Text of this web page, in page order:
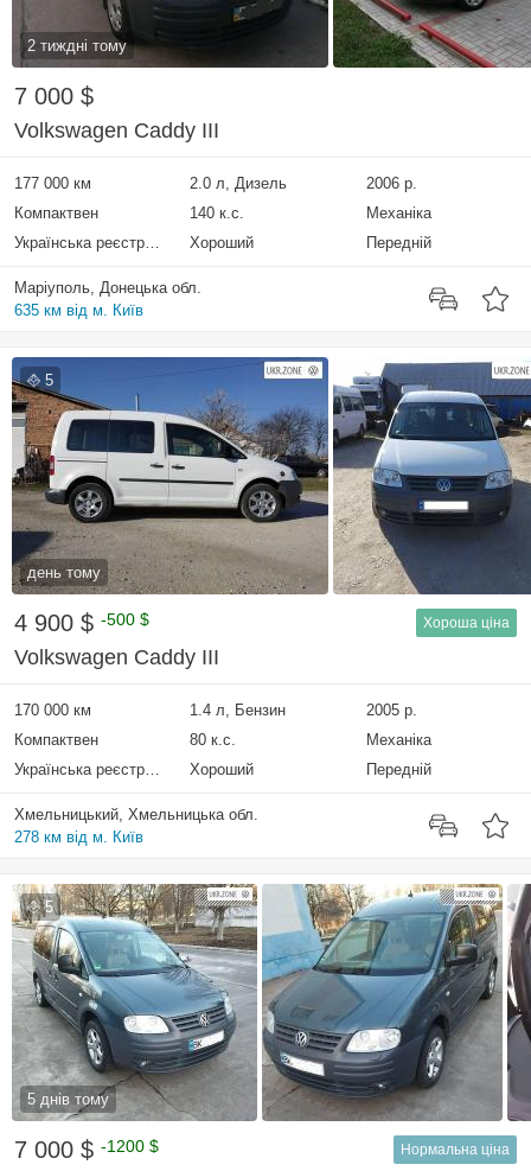
2 тиждні тому
7 000 $
Volkswagen Caddy III
177 000 км 2.0 л, Дизель
2006 р.
Компактвен
140 к.с.
Механіка
Українська реєстрація
Хороший Передній
Маріуполь, Донецька обл.
635 км від м. Київ
5
день тому
4 900 $ -500 $ Хороша ціна
Volkswagen Caddy III
170 000 км 1.4 л, Бензин
2005 р.
Компактвен
80 к.с.
Механіка
Українська реєстрація
Хороший Передній
Хмельницький, Хмельницька обл.
278 км від м. Київ
5
5 днів тому
7 000 $ -1200 $ Нормальна ціна